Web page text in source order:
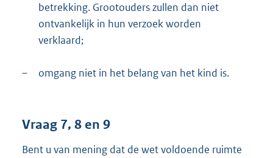
betrekking. Grootouders zullen dan niet
ontvankelijk in hun verzoek worden
verklaard;
– omgang niet in het belang van het kind is.
Vraag 7, 8 en 9
Bent u van mening dat de wet voldoende ruimte